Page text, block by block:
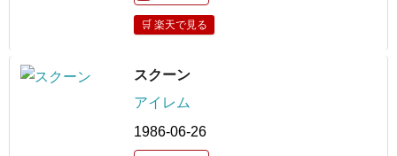
🛒 楽天で見る
スクーン
アイレム
1986-06-26